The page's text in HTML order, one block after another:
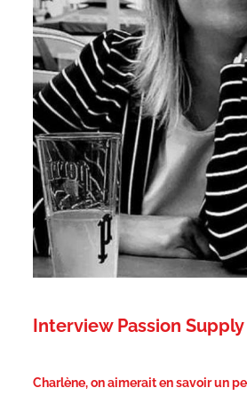
Interview Passion Supply
Charlène, on aimerait en savoir un